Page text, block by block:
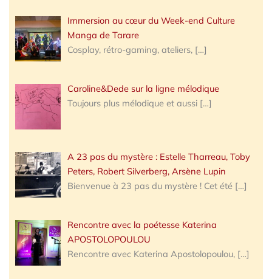
Immersion au cœur du Week-end Culture
Manga de Tarare
Cosplay, rétro-gaming, ateliers, […]
Caroline&Dede sur la ligne mélodique
Toujours plus mélodique et aussi […]
A 23 pas du mystère : Estelle Tharreau, Toby
Peters, Robert Silverberg, Arsène Lupin
Bienvenue à 23 pas du mystère ! Cet été […]
Rencontre avec la poétesse Katerina
APOSTOLOPOULOU
Rencontre avec Katerina Apostolopoulou, […]